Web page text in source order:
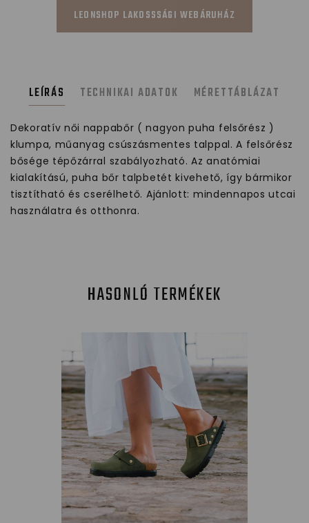
LEONSHOP LAKOSSSÁGI WEBÁRUHÁZ
LEÍRÁS TECHNIKAI ADATOK MÉRETTÁBLÁZAT
Dekoratív női nappabőr ( nagyon puha felsőrész )
klumpa, műanyag csúszásmentes talppal. A felsőrész
bősége tépőzárral szabályozható. Az anatómiai
kialakítású, puha bőr talpbetét kivehető, így bármikor
tisztítható és cserélhető. Ajánlott: mindennapos utcai
használatra és otthonra.
HASONLÓ TERMÉKEK